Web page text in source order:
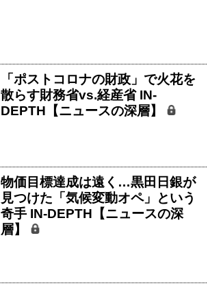
「ポストコロナの財政」で火花を
散らす財務省vs.経産省 IN-
DEPTH【ニュースの深層】
物価目標達成は遠く…黒田日銀が
見つけた「気候変動オペ」という
奇手 IN-DEPTH【ニュースの深
層】